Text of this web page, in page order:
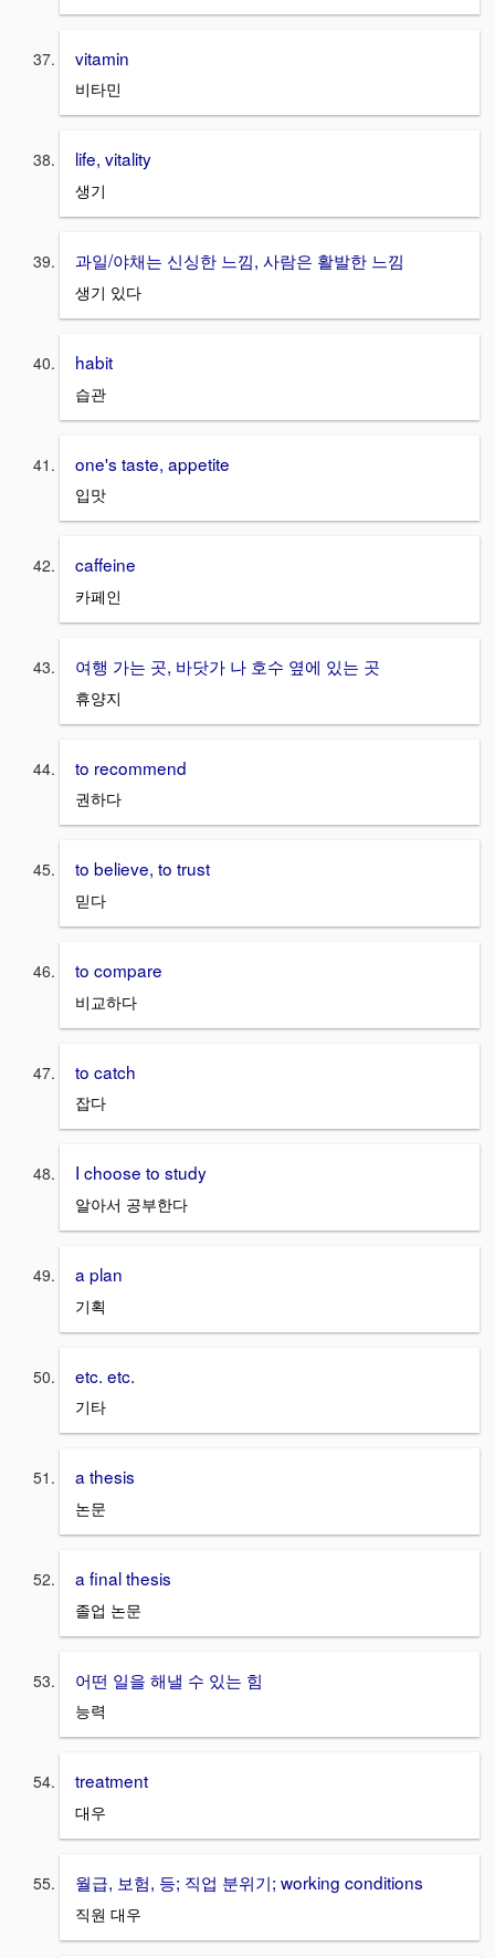
vitamin
비타민
life, vitality
생기
과일/야채는 신싱한 느낌, 사람은 활발한 느낌
생기 있다
habit
습관
one's taste, appetite
입맛
caffeine
카페인
여행 가는 곳, 바닷가 나 호수 옆에 있는 곳
휴양지
to recommend
권하다
to believe, to trust
믿다
to compare
비교하다
to catch
잡다
I choose to study
알아서 공부한다
a plan
기획
etc. etc.
기타
a thesis
논문
a final thesis
졸업 논문
어떤 일을 해낼 수 있는 힘
능력
treatment
대우
월급, 보험, 등; 직업 분위기; working conditions
직원 대우